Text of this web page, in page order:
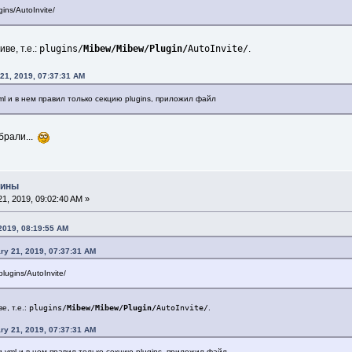
AutoInvite/
т.е.: plugins/Mibew/Mibew/Plugin/AutoInvite/.
2019, 07:37:31 AM
и в нем правил только секцию plugins, приложил файл
2019, 09:02:40 AM »
08:19:55 AM
21, 2019, 07:37:31 AM
AutoInvite/
т.е.: plugins/Mibew/Mibew/Plugin/AutoInvite/
21, 2019, 07:37:31 AM